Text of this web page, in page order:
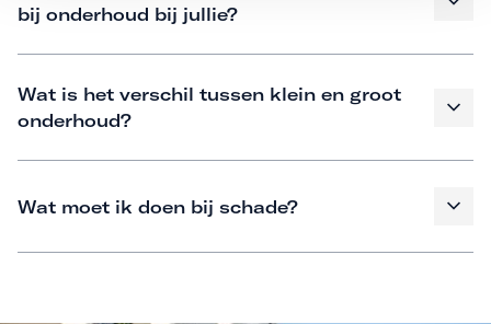
bij onderhoud bij jullie?
Wat is het verschil tussen klein en groot
onderhoud?
Wat moet ik doen bij schade?